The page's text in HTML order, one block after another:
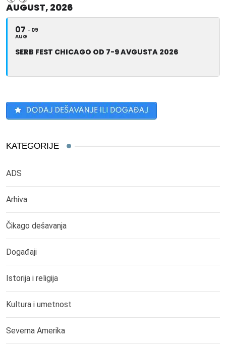
AUGUST, 2026
07
AUG
09
SERB FEST CHICAGO OD 7-9 AVGUSTA 2026
KATEGORIJE
ADS
Arhiva
Čikago dešavanja
Događaji
Istorija i religija
Kultura i umetnost
Severna Amerika